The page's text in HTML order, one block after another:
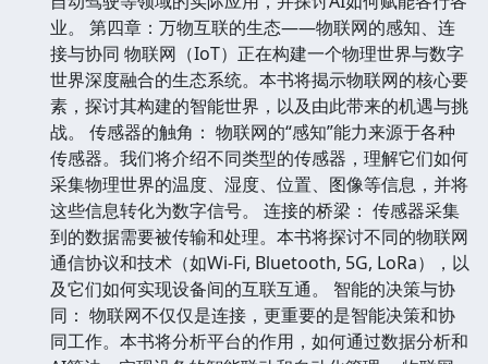
业。 第四章：万物互联的生态——物联网的感知、连
接与协同 物联网（IoT）正在构建一个物理世界与数字
世界深度融合的生态系统。本书将揭示物联网的核心要
素，探讨其构建的智能世界，以及由此带来的机遇与挑
战。 传感器的触角： 物联网的“感知”能力来源于各种
传感器。我们将介绍不同类型的传感器，理解它们如何
采集物理世界的温度、湿度、位置、图像等信息，并将
这些信息转化为数字信号。 连接的桥梁： 传感器采集
到的数据需要被传输和处理。本书将探讨不同的物联网
通信协议和技术（如Wi-Fi, Bluetooth, 5G, LoRa），以
及它们如何实现设备间的互联互通。 智能的决策与协
同： 物联网不仅仅是连接，更重要的是智能决策和协
同工作。本书将分析平台的作用，如何通过数据分析和